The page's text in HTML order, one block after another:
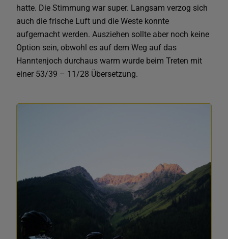
hatte. Die Stimmung war super. Langsam verzog sich
auch die frische Luft und die Weste konnte
aufgemacht werden. Ausziehen sollte aber noch keine
Option sein, obwohl es auf dem Weg auf das
Hanntenjoch durchaus warm wurde beim Treten mit
einer 53/39 – 11/28 Übersetzung.